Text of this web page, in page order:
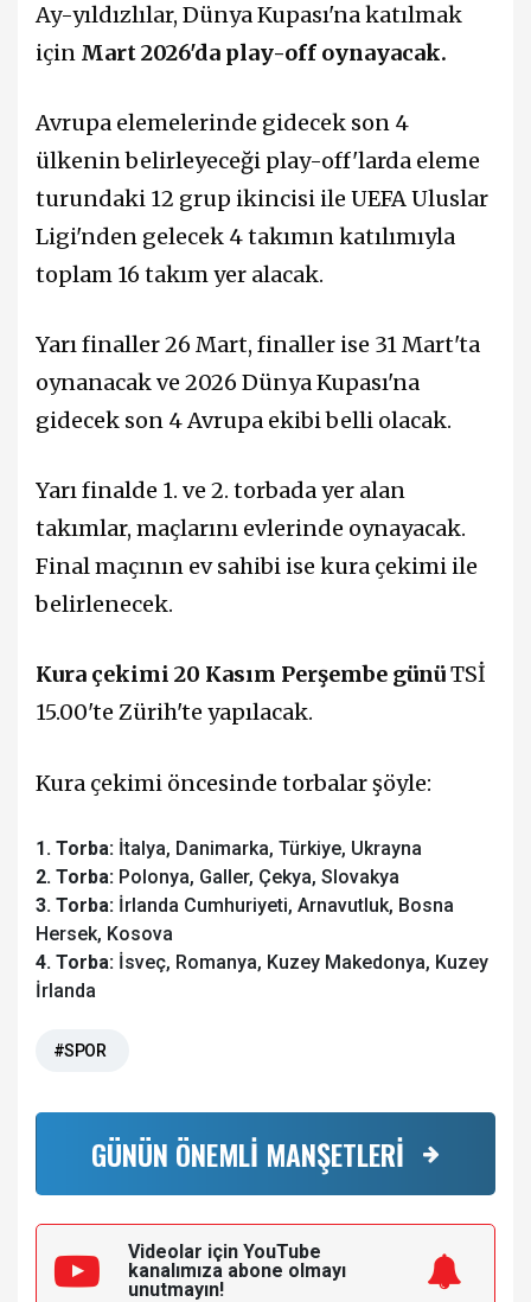
Ay-yıldızlılar, Dünya Kupası'na katılmak
için Mart 2026'da play-off oynayacak.
Avrupa elemelerinde gidecek son 4
ülkenin belirleyeceği play-off'larda eleme
turundaki 12 grup ikincisi ile UEFA Uluslar
Ligi'nden gelecek 4 takımın katılımıyla
toplam 16 takım yer alacak.
Yarı finaller 26 Mart, finaller ise 31 Mart'ta
oynanacak ve 2026 Dünya Kupası'na
gidecek son 4 Avrupa ekibi belli olacak.
Yarı finalde 1. ve 2. torbada yer alan
takımlar, maçlarını evlerinde oynayacak.
Final maçının ev sahibi ise kura çekimi ile
belirlenecek.
Kura çekimi 20 Kasım Perşembe günüTSİ
15.00'te Zürih'te yapılacak.
Kura çekimi öncesinde torbalar şöyle:
1. Torba: İtalya, Danimarka, Türkiye, Ukrayna
2. Torba: Polonya, Galler, Çekya, Slovakya
3. Torba: İrlanda Cumhuriyeti, Arnavutluk, Bosna
Hersek, Kosova
4. Torba: İsveç, Romanya, Kuzey Makedonya, Kuzey
İrlanda
#SPOR
GÜNÜN ÖNEMLİ MANŞETLERİ
Videolar için YouTube
kanalımıza abone olmayı
unutmayın!